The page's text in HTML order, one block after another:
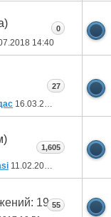
14:40
0
16.03.2018
27
11.02.2018
1,605
55